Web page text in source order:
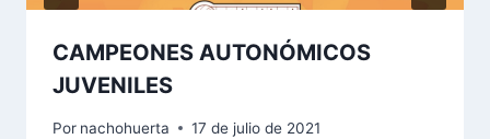
CAMPEONES AUTONÓMICOS
JUVENILES
Por nachohuerta 17 de julio de 2021